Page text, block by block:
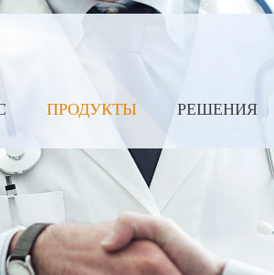
ПРОДУКТЫ РЕШЕНИЯ